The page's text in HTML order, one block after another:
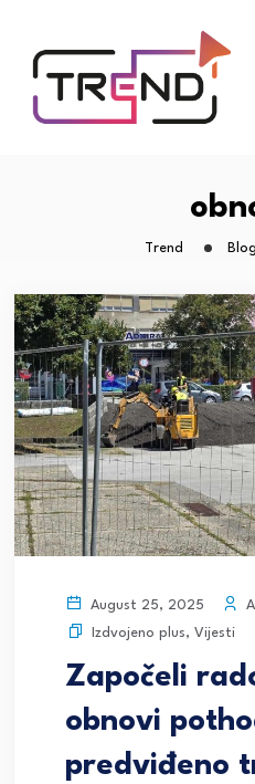
Trend Blog
August 25, 2025
Izdvojeno plus, Vijesti
Započeli
obnovi
predviđeno